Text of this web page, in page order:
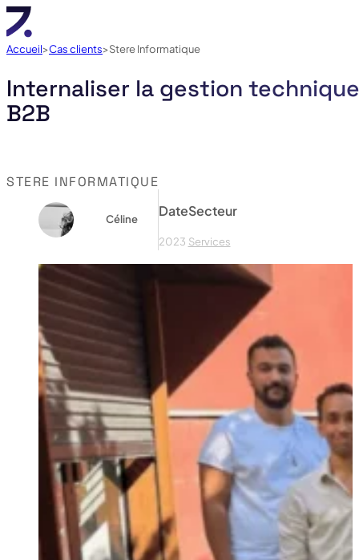
Accueil Cas clients Stere Informatique
Internaliser la gestion
B2B
STERE INFORMATIQUE
Céline
Date
2023
Secteur
Services